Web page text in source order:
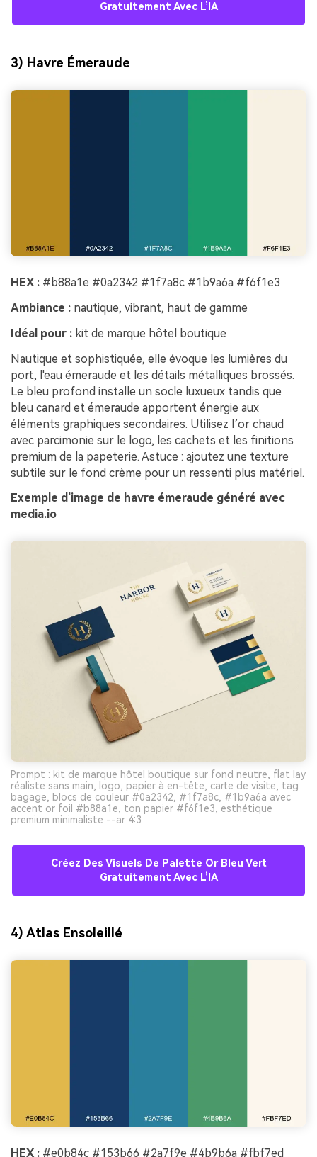
Gratuitement Avec L’IA
3) Havre Émeraude
HEX : #b88a1e #0a2342 #1f7a8c #1b9a6a #f6f1e3
Ambiance : nautique, vibrant, haut de gamme
Idéal pour : kit de marque hôtel boutique
Nautique et sophistiquée, elle évoque les lumières du
port, l'eau émeraude et les détails métalliques brossés.
Le bleu profond installe un socle luxueux tandis que
bleu canard et émeraude apportent énergie aux
éléments graphiques secondaires. Utilisez l’or chaud
avec parcimonie sur le logo, les cachets et les finitions
premium de la papeterie. Astuce : ajoutez une texture
subtile sur le fond crème pour un ressenti plus matériel.
Exemple d'image de havre émeraude généré avec
media.io
Prompt : kit de marque hôtel boutique sur fond neutre, flat lay
réaliste sans main, logo, papier à en-tête, carte de visite, tag
bagage, blocs de couleur #0a2342, #1f7a8c, #1b9a6a avec
accent or foil #b88a1e, ton papier #f6f1e3, esthétique
premium minimaliste --ar 4:3
Créez Des Visuels De Palette Or Bleu Vert
Gratuitement Avec L’IA
4) Atlas Ensoleillé
HEX : #e0b84c #153b66 #2a7f9e #4b9b6a #fbf7ed